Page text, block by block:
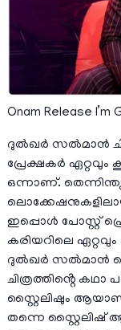
Onam Release I’m
ദുൽഖർ സൽമാൻ
പ്രേക്ഷകർ ഏറ്റവും
ഒന്നാണ്.
ഇപ്പൊൾ പോസ്റ്റ്
കരിയറിലെ
ദുൽഖർ സൽമാൻ
ചിത്രത്തിൻ്റെ
സ്റ്റൈലിഷും ആയാണ്
തന്നെ